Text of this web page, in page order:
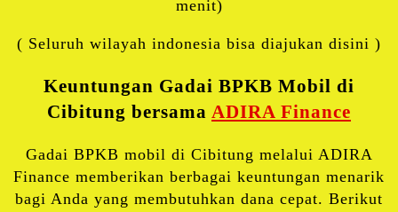
menit)
( Seluruh wilayah indonesia bisa diajukan disini )
Keuntungan Gadai BPKB Mobil di
Cibitung bersama ADIRA Finance
Gadai BPKB mobil di Cibitung melalui ADIRA
Finance memberikan berbagai keuntungan menarik
bagi Anda yang membutuhkan dana cepat. Berikut